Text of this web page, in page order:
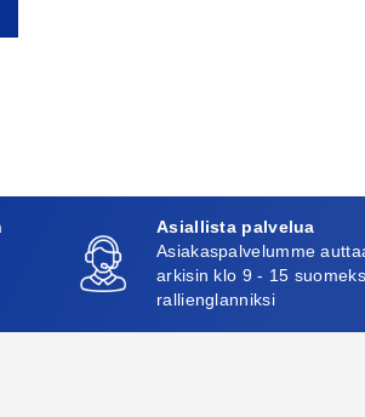
Asiallista palvelua
Asiakaspalvelumme
arkisin klo 9 - 15
rallienglanniksi